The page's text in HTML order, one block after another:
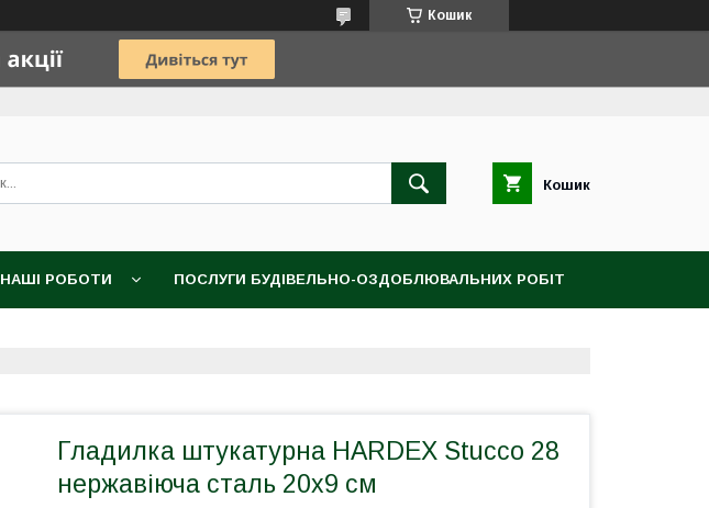
Кошик
Кошик
НАШІ РОБОТИ ПОСЛУГИ БУДІВЕЛЬНО-ОЗДОБЛЮВАЛЬНИХ РОБІТ
Гладилка штукатурна HARDEX Stucco 28
нержавіюча сталь 20x9 см